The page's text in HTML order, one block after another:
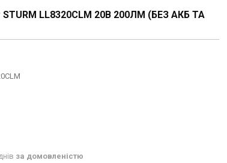
LL8320CLM 20В 200ЛМ (БЕЗ АКБ ТА
за домовленістю